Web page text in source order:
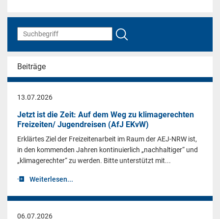
Beiträge
13.07.2026
Jetzt ist die Zeit: Auf dem Weg zu klimagerechten
Freizeiten/ Jugendreisen (AfJ EKvW)
Erklärtes Ziel der Freizeitenarbeit im Raum der AEJ-NRW ist,
in den kommenden Jahren kontinuierlich „nachhaltiger“ und
„klimagerechter“ zu werden. Bitte unterstützt mit...
Weiterlesen...
06.07.2026